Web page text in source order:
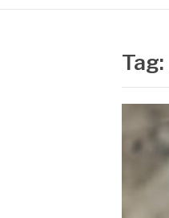
Tag: